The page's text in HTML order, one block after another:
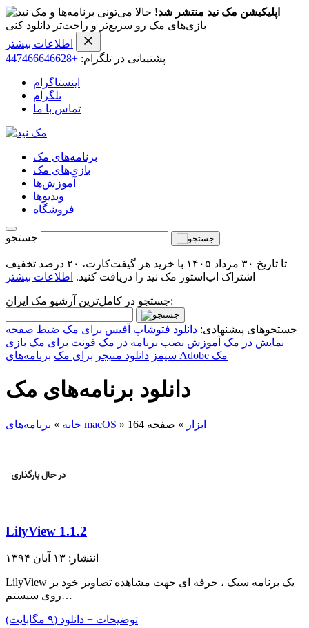
اپلیکیشن مک نید منتشر شد! حالا می‌تونی برنامه‌ها و
بازی‌های مک رو سریع‌تر و راحت‌تر دانلود کنی
اطلاعات بیشتر
پشتیبانی در تلگرام: +447466646628
اینستاگرام
تلگرام
تماس با ما
برنامه‌های مک
بازی‌های مک
آموزش‌ها
ویدیو‌ها
فروشگاه
جستجو
تا تاریخ ۳۰ مرداد ۱۴۰۵ با خرید هر گیفت‌کارت، ۲۰ درصد تخفیف
اشتراک اپ‌استور مک نید را دریافت کنید. اطلاعات بیشتر
جستجو در کامل‌ترین آرشیو مک ایران:
جستجوهای پیشنهادی: دانلود فتوشاپ آفیس برای مک ضبط صفحه
نمایش در مک آموزش نصب برنامه در مک فونت برای مک بازی
سیمز دانلود منیجر برای مک برنامه‌های Adobe مک
دانلود برنامه‌های مک
خانه » برنامه‌های macOS » ابزار » صفحه 164
LilyView 1.1.2
انتشار: ۱۳ آبان ۱۳۹۴
LilyView یک برنامه سبک ، حرفه ای جهت مشاهده تصاویر خود بر
روی سیستم…
توضیحات + دانلود (۹ مگابایت)